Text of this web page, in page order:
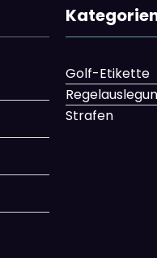
Golf-Etikette
Strafen